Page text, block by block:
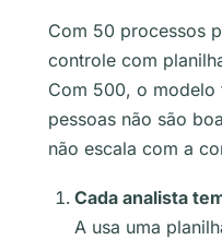
Com 50 processos
controle com
Com 500, o
pessoas não são
não escala com a
Cada analista
A usa uma